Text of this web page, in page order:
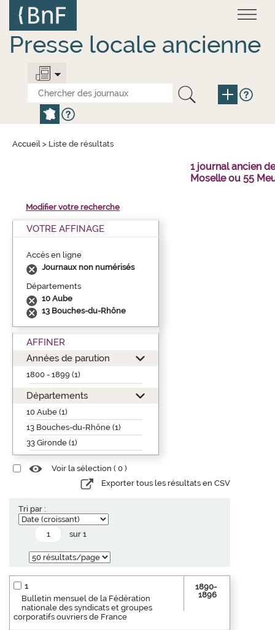
contenu
principal
Presse locale ancienne
Accueil > Liste de résultats
1 journal ancien
Moselle ou 55
Modifier votre recherche
VOTRE AFFINAGE
Accès en ligne
Journaux non numérisés
Départements
10 Aube
13 Bouches-du-Rhône
AFFINER
Années de parution
1800 - 1899 (1)
Départements
10 Aube (1)
13 Bouches-du-Rhône (1)
33 Gironde (1)
Voir la sélection ( 0 )
Exporter tous les résultats en CSV
Tri par :
sur 1
1
Bulletin mensuel de la Fédération
nationale des syndicats et groupes
corporatifs ouvriers de France
1890-
1896
Panneau de gestion des cookies